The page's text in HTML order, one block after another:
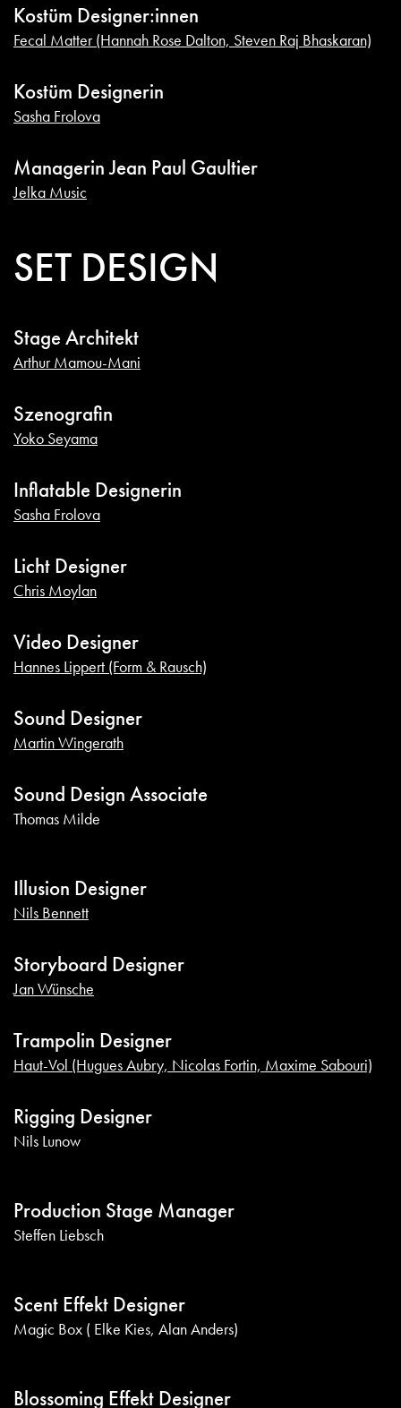
Kostüm Designer:innen
Fecal Matter (Hannah Rose Dalton, Steven Raj Bhaskaran)
Kostüm Designerin
Sasha Frolova
Managerin Jean Paul Gaultier
Jelka Music
SET DESIGN
Stage Architekt
Arthur Mamou-Mani
Szenografin
Yoko Seyama
Inflatable Designerin
Sasha Frolova
Licht Designer
Chris Moylan
Video Designer
Hannes Lippert (Form & Rausch)
Sound Designer
Martin Wingerath
Sound Design Associate
Thomas Milde
Illusion Designer
Nils Bennett
Storyboard Designer
Jan Wünsche
Trampolin Designer
Haut-Vol (Hugues Aubry, Nicolas Fortin, Maxime Sabouri)
Rigging Designer
Nils Lunow
Production Stage Manager
Steffen Liebsch
Scent Effekt Designer
Magic Box ( Elke Kies, Alan Anders)
Blossoming Effekt Designer